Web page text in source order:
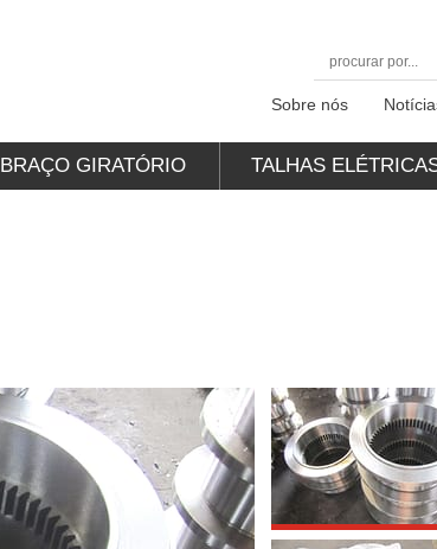
Sobre nós
BRAÇO GIRATÓRIO TALHAS